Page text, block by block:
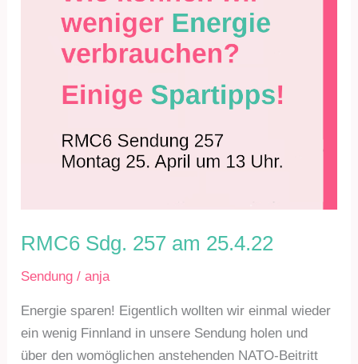
RMC6 Sdg. 257 am 25.4.22
Sendung /anja
Energie sparen! Eigentlich wollten wir einmal wieder
ein wenig Finnland in unsere Sendung holen und
über den womöglichen anstehenden NATO-Beitritt